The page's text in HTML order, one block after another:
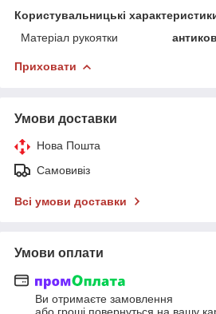
Користувальницькі
Матеріал рукоятки
Приховати
Умови доставки
Нова Пошта
Самовивіз
Всі умови доставки
Умови оплати
Ви отримаєте замовлення